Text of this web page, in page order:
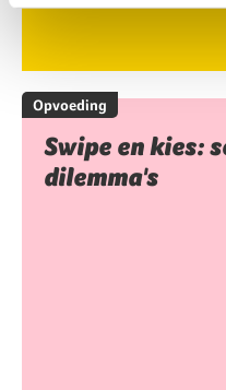
Opvoeding
Swipe en kies:
dilemma's